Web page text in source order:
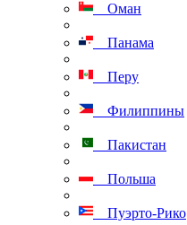
Оман
Панама
Перу
Филиппины
Пакистан
Польша
Пуэрто-Рико